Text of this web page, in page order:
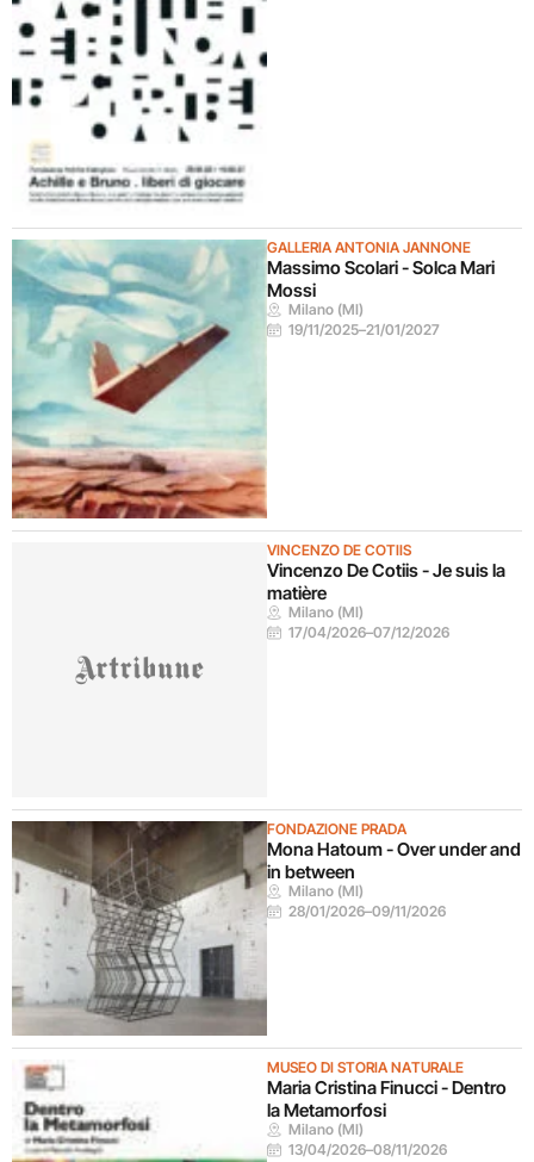
GALLERIA ANTONIA JANNONE
Massimo Scolari - Solca Mari
Mossi
Milano (MI)
19/11/2025–21/01/2027
VINCENZO DE COTIIS
Vincenzo De Cotiis - Je suis la
matière
Milano (MI)
17/04/2026–07/12/2026
FONDAZIONE PRADA
Mona Hatoum - Over under and
in between
Milano (MI)
28/01/2026–09/11/2026
MUSEO DI STORIA NATURALE
Maria Cristina Finucci - Dentro
la Metamorfosi
Milano (MI)
13/04/2026–08/11/2026